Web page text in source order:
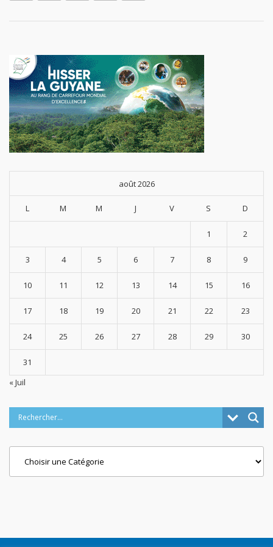
août 2026
L M M J V S D
1 2
3 4 5 6 7 8 9
10 11 12 13 14 15 16
17 18 19 20 21 22 23
24 25 26 27 28 29 30
31
« Juil